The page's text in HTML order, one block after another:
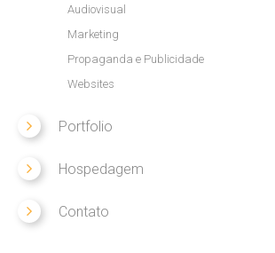
enfoque no resultado para nossos
Audiovisual
Marketing
Propaganda e Publicidade
Websites
Portfolio
Hospedagem
Contato